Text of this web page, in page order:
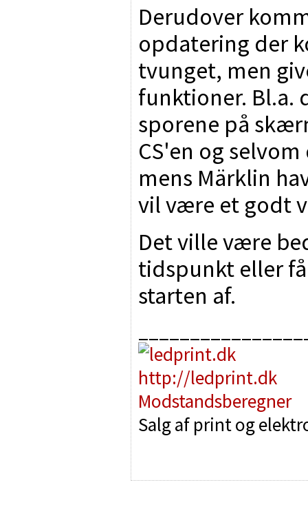
Derudover
opdatering der
tvunget, men
funktioner. Bl.a.
sporene på
CS'en og
mens Märklin
vil være et godt
Det ville være
tidspunkt eller
starten af.
http://ledprint.dk
Modstandsberegner
Salg af print og